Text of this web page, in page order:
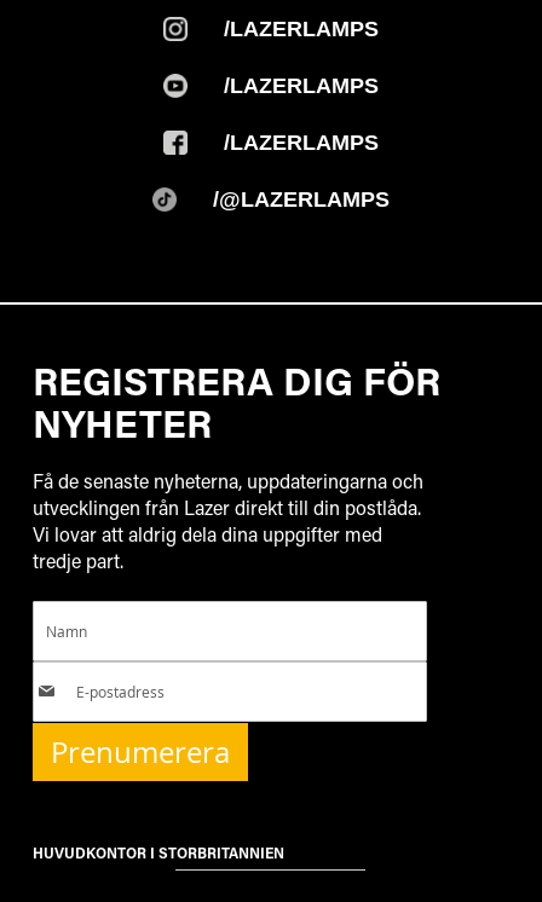
/LAZERLAMPS
/LAZERLAMPS
/LAZERLAMPS
/@LAZERLAMPS
REGISTRERA DIG FÖR
NYHETER
Få de senaste nyheterna, uppdateringarna och
utvecklingen från Lazer direkt till din postlåda.
Vi lovar att aldrig dela dina uppgifter med
tredje part.
Prenumerera
HUVUDKONTOR I STORBRITANNIEN